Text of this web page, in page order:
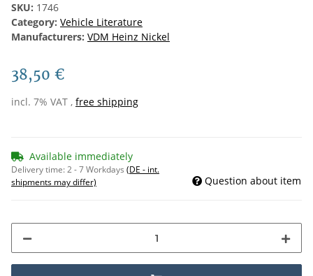
SKU: 1746
Category: Vehicle Literature
Manufacturers: VDM Heinz Nickel
38,50 €
incl. 7% VAT , free shipping
Available immediately
Delivery time:2 - 7 Workdays (DE - int.
shipments may differ)
Question about item